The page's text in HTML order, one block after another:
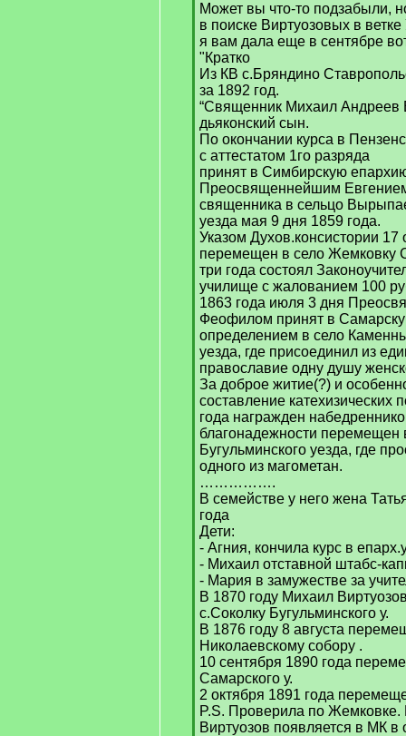
Может вы что-то подзабыли,
в поиске Виртуозовых в
я вам дала еще в сентябре
"Кратко
Из КВ с.Бряндино
за 1892 год.
“Священник Михаил Андреев
дьяконский сын.
По окончании курса в
с аттестатом 1го разряда
принят в Симбирскую
Преосвященнейшим
священника в сельцо
уезда мая 9 дня 1859 года.
Указом Духов.консистории 17
перемещен в село Жемковку
три года состоял
училище с жалованием 100
1863 года июля 3 дня
Феофилом принят в
определением в село
уезда, где присоединил из
православие одну душу
За доброе житие(?) и
составление катехизических
года награжден
благонадежности перемещен
Бугульминского уезда, где
одного из магометан.
…………….
В семействе у него жена
года
Дети:
- Агния, кончила курс в
- Михаил отставной штабс-
- Мария в замужестве за
В 1870 году Михаил
с.Соколку Бугульминского у.
В 1876 году 8 августа
Николаевскому собору .
10 сентября 1890 года
Самарского у.
2 октября 1891 года
P.S. Проверила по
Виртуозов появляется в МК в